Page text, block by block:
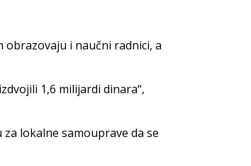
i naučni radnici, a
1,6 milijardi dinara“,
lokalne samouprave da se